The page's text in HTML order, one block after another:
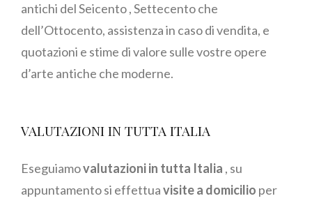
antichi del Seicento , Settecento che
dell’Ottocento, assistenza in caso di vendita, e
quotazioni e stime di valore sulle vostre opere
d’arte antiche che moderne.
VALUTAZIONI IN TUTTA ITALIA
Eseguiamovalutazioni in tutta Italia , su
appuntamento si effettuavisite a domicilio per